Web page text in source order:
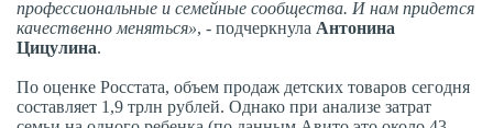
профессиональные и семейные сообщества. И нам придется
качественно меняться», - подчеркнула Антонина
Цицулина.
По оценке Росстата, объем продаж детских товаров сегодня
составляет 1,9 трлн рублей. Однако при анализе затрат